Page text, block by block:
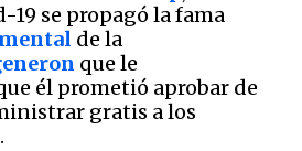
se propagó la fama
de la
que le
él prometió aprobar de
gratis a los